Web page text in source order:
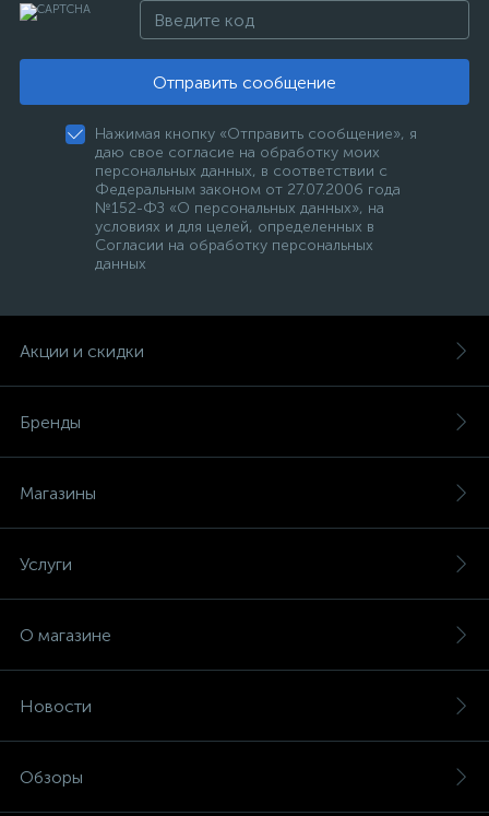
Отправить сообщение
Нажимая кнопку «Отправить сообщение», я
даю свое согласие на обработку моих
персональных данных, в соответствии с
Федеральным законом от 27.07.2006 года
№152-ФЗ «О персональных данных», на
условиях и для целей, определенных в
Согласии на обработку персональных
данных
Акции и скидки
Бренды
Магазины
Услуги
О магазине
Новости
Обзоры